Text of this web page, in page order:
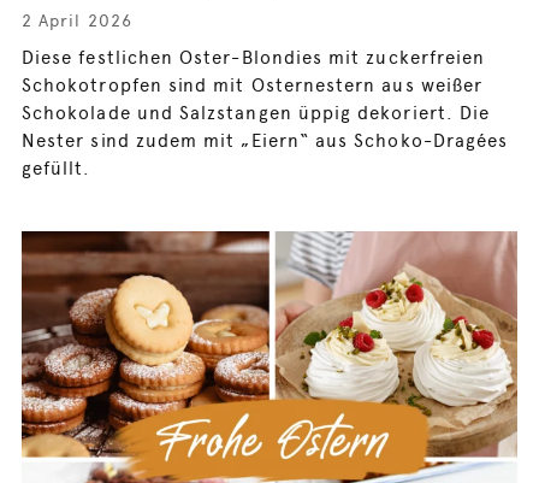
2 April 2026
Diese festlichen Oster-Blondies mit zuckerfreien
Schokotropfen sind mit Osternestern aus weißer
Schokolade und Salzstangen üppig dekoriert. Die
Nester sind zudem mit „Eiern“ aus Schoko-Dragées
gefüllt.